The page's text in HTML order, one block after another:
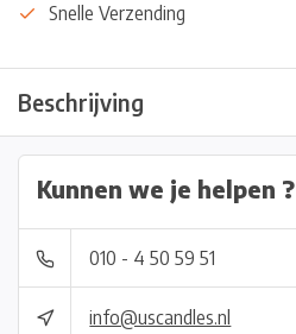
Snelle Verzending
Beschrijving
Kunnen we je helpen ?
010 - 4 50 59 51
info@uscandles.nl